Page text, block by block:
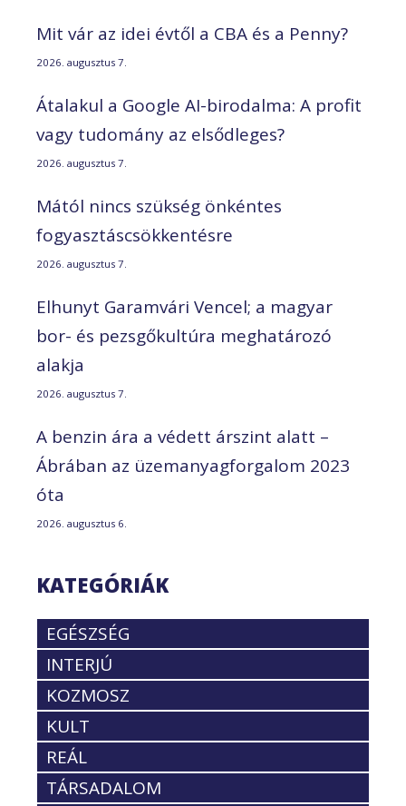
Mit vár az idei évtől a CBA és a Penny?
2026. augusztus 7.
Átalakul a Google AI-birodalma: A profit
vagy tudomány az elsődleges?
2026. augusztus 7.
Mától nincs szükség önkéntes
fogyasztáscsökkentésre
2026. augusztus 7.
Elhunyt Garamvári Vencel; a magyar
bor- és pezsgőkultúra meghatározó
alakja
2026. augusztus 7.
A benzin ára a védett árszint alatt –
Ábrában az üzemanyagforgalom 2023
óta
2026. augusztus 6.
KATEGÓRIÁK
EGÉSZSÉG
INTERJÚ
KOZMOSZ
KULT
REÁL
TÁRSADALOM